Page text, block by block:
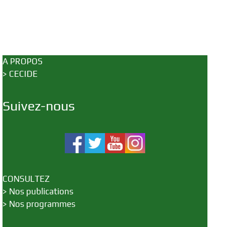
A PROPOS
> CECIDE
Suivez-nous
CONSULTEZ
> Nos publications
> Nos programmes